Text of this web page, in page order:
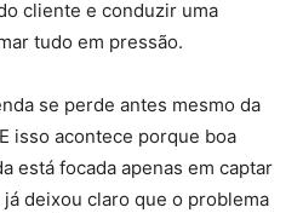
cliente e conduzir uma
tudo em pressão.
se perde antes mesmo da
isso acontece porque boa
está focada apenas em captar
deixou claro que o problema